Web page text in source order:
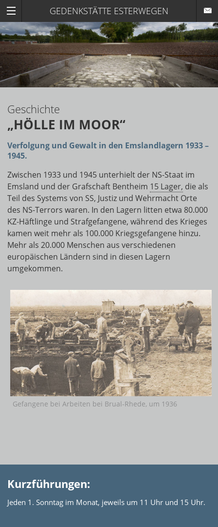
GEDENKSTÄTTE ESTERWEGEN
Geschichte
„HÖLLE IM MOOR“
Verfolgung und Gewalt in den Emslandlagern 1933 –
1945.
Zwischen 1933 und 1945 unterhielt der NS-Staat im
Emsland und der Grafschaft Bentheim 15 Lager, die als
Teil des Systems von SS, Justiz und Wehrmacht Orte
des NS-Terrors waren. In den Lagern litten etwa 80.000
KZ-Häftlinge und Strafgefangene, während des Krieges
kamen weit mehr als 100.000 Kriegsgefangene hinzu.
Mehr als 20.000 Menschen aus verschiedenen
europäischen Ländern sind in diesen Lagern
umgekommen.
Gefangene bei Arbeiten bei Brual-Rhede, um 1936
Kurzführungen:
Jeden 1. Sonntag im Monat, jeweils um 11 Uhr und 15 Uhr.